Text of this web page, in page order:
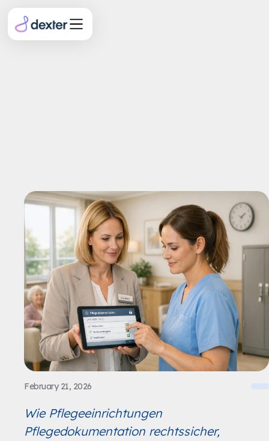
February 21, 2026
Wie Pflegeeinrichtungen
Pflegedokumentation rechtssicher,